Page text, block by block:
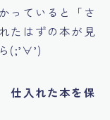
っていると
「さ
たはずの本が見
(;’∀’)
仕入れた本を保